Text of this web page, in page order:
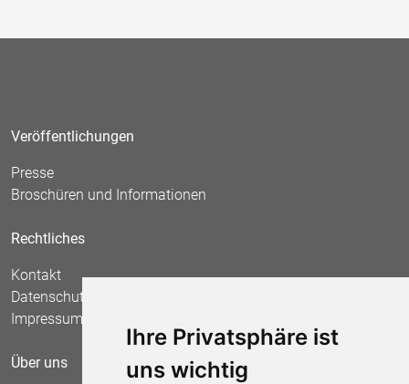
Ihre Privatsphäre ist
uns wichtig
Veröffentlichungen
Presse
Broschüren und Informationen
Rechtliches
Kontakt
Datenschutz
Impressum
Über uns